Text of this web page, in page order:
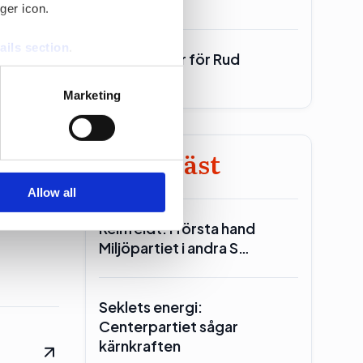
icon.
section
may combine it with
Marketing
Allow all
700 miljoner för Rud
Minst läst
Reinfeldt: I första hand
Miljöpartiet i andra S…
Seklets energi:
Centerpartiet sågar
kärnkraften